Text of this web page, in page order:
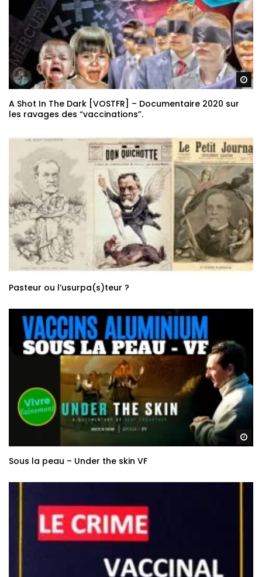
A Shot In The Dark [VOSTFR] – Documentaire 2020 sur
les ravages des “vaccinations”.
Pasteur ou l’usurpa(s)teur ?
Sous la peau – Under the skin VF